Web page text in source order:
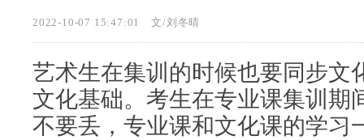
2022-10-07 15:47:01 文/刘冬晴
艺术生在集训的时候也要同步文
文化基础。考生在专业课集训期
不要丢，专业课和文化课的学习